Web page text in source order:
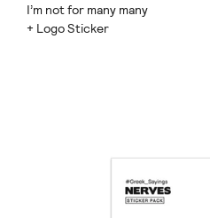
I’m not for many many
+ Logo Sticker